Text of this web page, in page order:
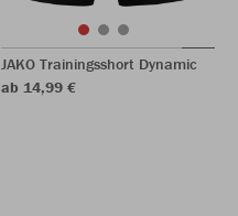
JAKO Trainingsshort Dynamic
ab 14,99 €